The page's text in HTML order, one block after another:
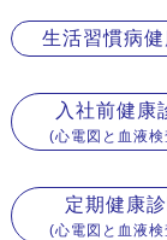
生活習慣病
入社前健康
(心電図と血液
定期健康
(心電図と血液